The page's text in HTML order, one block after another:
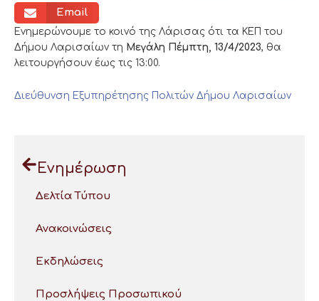
Email
Ενημερώνουμε το κοινό της Λάρισας ότι τα ΚΕΠ του
Δήμου Λαρισαίων τη Μεγάλη Πέμπτη, 13/4/2023, θα
λειτουργήσουν έως τις 13:00.
Διεύθυνση Εξυπηρέτησης Πολιτών Δήμου Λαρισαίων
Ενημέρωση
Δελτία Τύπου
Ανακοινώσεις
Εκδηλώσεις
Προσλήψεις Προσωπικού